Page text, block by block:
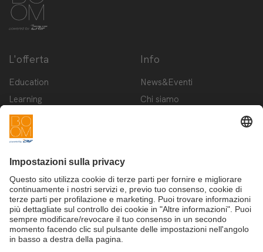
L'offerta
Education
Learning
Innovation
Startup
Info
News&Eventi
Chi siamo
Iscriviti alla newsletter BOOM